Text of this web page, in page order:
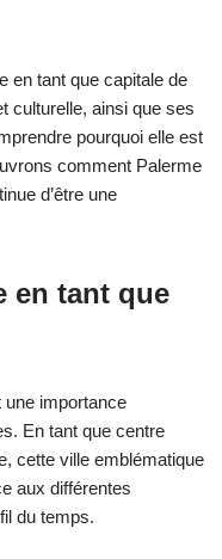
en tant que capitale de
culturelle, ainsi que ses
pourquoi elle est
comment Palerme
d’être une
en tant que
une importance
En tant que centre
cette ville emblématique
aux différentes
du temps.